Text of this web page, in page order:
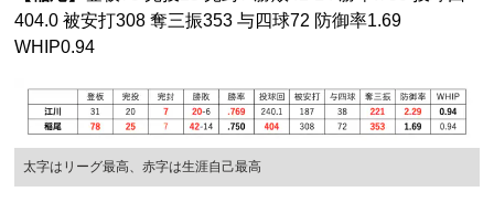
404.0 被安打308 奪三振353 与四球72 防御率1.69
WHIP0.94
太字はリーグ最高、赤字は生涯自己最高